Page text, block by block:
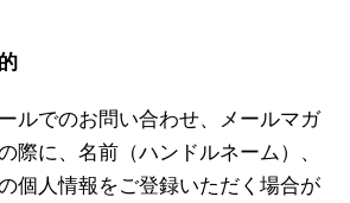
ルでのお問い合わせ、メールマガ
際に、名前（ハンドルネーム）、
個人情報をご登録いただく場合が